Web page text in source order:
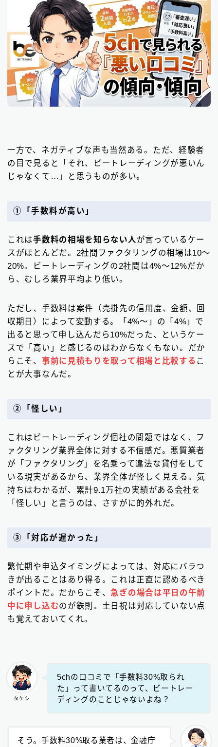
一方で、ネガティブな声も当然ある。ただ、経験者
の目で見ると「それ、ビートレーディングが悪いん
じゃなくて…」と思うものが多い。
①「手数料が高い」
これは手数料の相場を知らない人が言っているケー
スがほとんどだ。2社間ファクタリングの相場は10〜
20%。ビートレーディングの2社間は4%〜12%だか
ら、むしろ業界平均より低い。
ただし、手数料は案件（売掛先の信用度、金額、回
収期日）によって変動する。「4%〜」の「4%」で
出ると思って申し込んだら10%だった、というケー
スで「高い」と感じるのはわからなくもない。だか
らこそ、 事前に見積もりを取って相場と比較する こ
とが大事なんだ。
②「怪しい」
これはビートレーディング個社の問題ではなく、フ
ァクタリング業界全体に対する不信感だ。悪質業者
が「ファクタリング」を名乗って違法な貸付をして
いる現実があるから、業界全体が怪しく見える。気
持ちはわかるが、累計9.1万社の実績がある会社を
「怪しい」と言うのは、さすがに的外れだ。
③「対応が遅かった」
繁忙期や申込タイミングによっては、対応にバラつ
きが出ることはあり得る。これは正直に認めるべき
ポイントだ。だからこそ、 急ぎの場合は平日の午前
中に申し込むのが鉄則。土日祝は対応していない点
も覚えておいてくれ。
タケシ
5chの口コミで「手数料30%取られ
た」って書いてるのって、ビートレー
ディングのことじゃないよね？
そう。手数料30%取る業者は、金融庁